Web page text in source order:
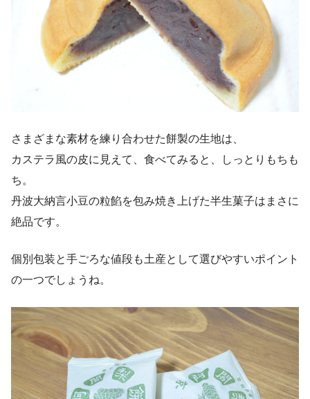
さまざまな素材を練り合わせた餅製の生地は、
カステラ風の皮に見えて、食べてみると、しっとりもちも
ち。
丹波大納言小豆の粒餡を包み焼き上げた半生菓子はまさに
絶品です。
個別包装と手ごろな値段も土産として選びやすいポイント
の一つでしょうね。